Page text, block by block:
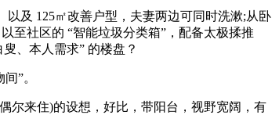
及 125㎡改善户型，夫妻两边可同时洗漱;从卧
至社区的 “智能垃圾分类箱”，配备太极揉推
、本人需求” 的楼盘？
”。
来住)的设想，好比，带阳台，视野宽阔，有